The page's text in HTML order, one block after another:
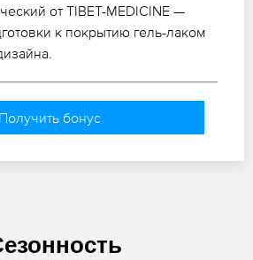
от TIBET-MEDICINE —
к покрытию гель-лаком
Получить бонус